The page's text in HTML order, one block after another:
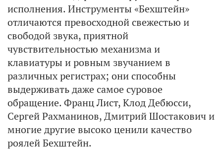
исполнения. Инструменты «Бехштейн»
отличаются превосходной свежестью и
свободой звука, приятной
чувствительностью механизма и
клавиатуры и ровным звучанием в
различных регистрах; они способны
выдерживать даже самое суровое
обращение. Франц Лист, Клод Дебюсси,
Сергей Рахманинов, Дмитрий Шостакович и
многие другие высоко ценили качество
роялей Бехштейн.